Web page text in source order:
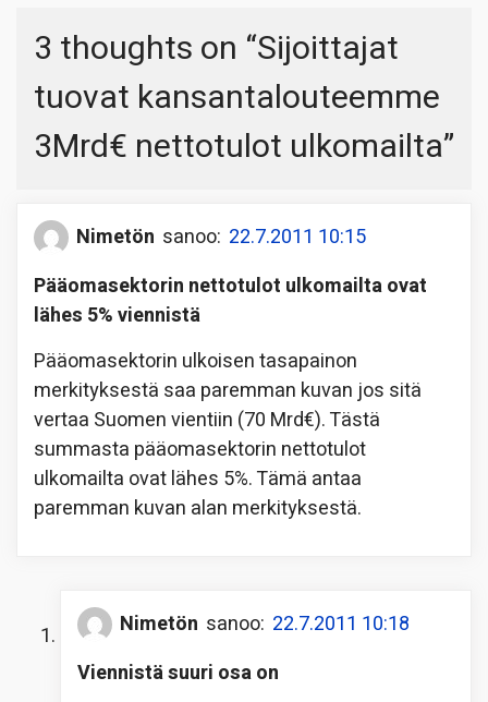
3 thoughts on “Sijoittajat
tuovat kansantalouteemme
3Mrd€ nettotulot ulkomailta”
Nimetön sanoo: 22.7.2011 10:15
Pääomasektorin nettotulot ulkomailta ovat
lähes 5% viennistä
Pääomasektorin ulkoisen tasapainon
merkityksestä saa paremman kuvan jos sitä
vertaa Suomen vientiin (70 Mrd€). Tästä
summasta pääomasektorin nettotulot
ulkomailta ovat lähes 5%. Tämä antaa
paremman kuvan alan merkityksestä.
Nimetön sanoo: 22.7.2011 10:18
Viennistä suuri osa on